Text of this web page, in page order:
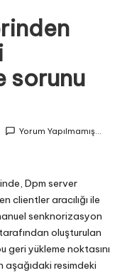
sorunu
Yorum Yapılmamış...
Dpm server
clientler aracılığı ile
senknorizasyon
oluşturulan
geri yükleme noktasını
aşağıdaki resimdeki